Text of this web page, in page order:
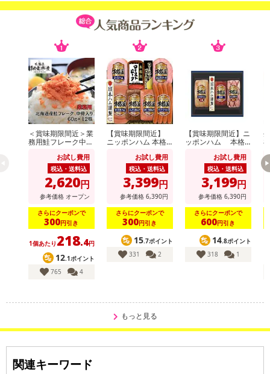
シンプルな素材で仕上げたハンバーグを使用し、ソースには黒毛和
牛のミンチ肉を使用しております。
ソースに溶け込んだ玉葱の甘味とハンバーグの相性は抜群です。
・原産国（最終加工地）：日本（大阪府）
＜賞味期限間近＞業
務用鮭フレーク中骨
お試し費用
税込・送料込
2,620円
参考価格 オープン
さらにクーポンで
300円引き
1個あたり 218.4円
12.1ポイント
765
4
【賞味期限間近】
ニッポンハム 本格
お試し費用
税込・送料込
3,399円
参考価格 6,390円
さらにクーポンで
300円引き
15.7ポイント
331
2
【賞味期限間近】ニ
ッポンハム 本格
お試し費用
税込・送料込
3,199円
参考価格 6,390円
さらにクーポンで
600円引き
14.8ポイント
318
1
もっと見る
関連キーワード